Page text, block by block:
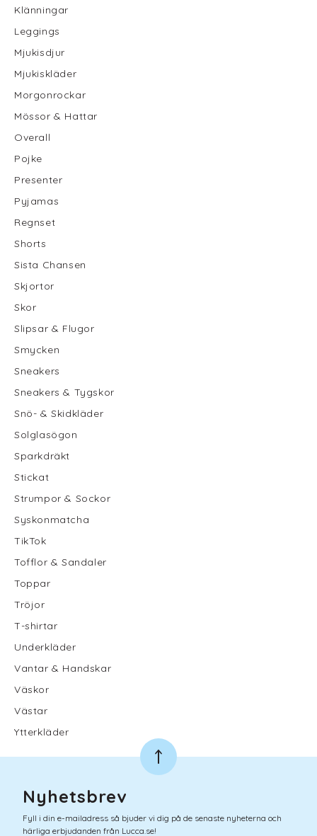
Klänningar
Leggings
Mjukisdjur
Mjukiskläder
Morgonrockar
Mössor & Hattar
Overall
Pojke
Presenter
Pyjamas
Regnset
Shorts
Sista Chansen
Skjortor
Skor
Slipsar & Flugor
Smycken
Sneakers
Sneakers & Tygskor
Snö- & Skidkläder
Solglasögon
Sparkdräkt
Stickat
Strumpor & Sockor
Syskonmatcha
TikTok
Tofflor & Sandaler
Toppar
Tröjor
T-shirtar
Underkläder
Vantar & Handskar
Väskor
Västar
Ytterkläder
Nyhetsbrev
Fyll i din e-mailadress så bjuder vi dig på de senaste nyheterna och
härliga erbjudanden från Lucca.se!